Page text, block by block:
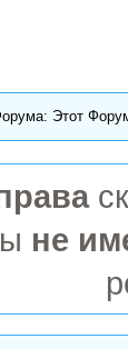
Этот
Вы не